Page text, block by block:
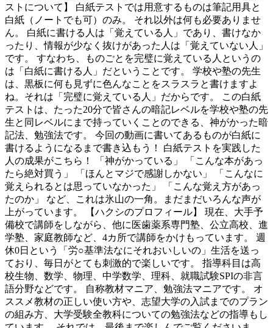
ストについて】 白紙テストでは用意するものは筆記用具と
白紙（ノートでも可）のみ。 それ以外は何も必要ありませ
ん。 白紙に書ける人は「覚えている人」であり、書けなか
ったり、情報が少なく抜けがあった人は「覚えていない人」
です。 すなわち、ものごとを完璧に覚えている人というの
は「白紙に書ける人」だということです。 学校や塾の先生
は、黒板に何も見ずに色んなことをスラスラと書けますよ
ね。それは「完璧に覚えている人」だからです。 この白紙
テストは、たった20分で皆さんの暗記レベルを学校や塾の先
生と同レベルにまで持っていくことのできる、神がかった暗
記法、勉強法です。 今回の動画に書いてあるものが白紙に
書けるようになるまで書き込もう！ 白紙テストを実践した
人の成果がこちら！ 「神がかっている」 「こんな本があっ
たら絶対買う」 「ほんとマジで感謝しかない」 「こんなに
覚えられるとは思っていなかった」 「こんな覚え方があっ
たのか」 など、これは氷山の一角。まだまだいろんな声が
上がっています。 【ハクシのプロフィール】 現在、大手予
備校で講師をしながら、他に医歯薬系専門塾、公立高校、進
学塾、家庭教師など、4カ所で講師をかけもっています。 週
休0日という「労○基準法なにそれおいしいの」生活を送っ
ており、毎日がとても刺激的で楽しいです。 指導科目は高
校生物、数学、物理、中学数学、理科、就職試験SPIの非言
語分野などです。 自称教材マニア、勉強法マニアです。 オ
ススメ教材の正しい使い方や、志望大学の入試までのプラン
の組み方、大学受験全教科についての勉強法などの指導もし